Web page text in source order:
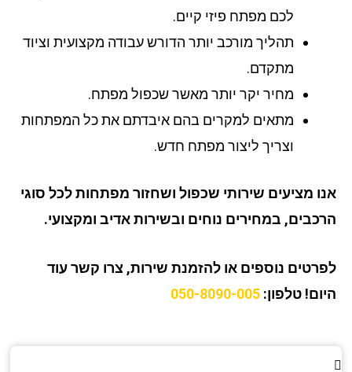
לכם מפתח פיזי קיים.
תהליך מורכב יותר הדורש עבודה מקצועית וציוד
מתקדם.
מחיר יקר יותר מאשר שכפול מפתח.
מתאים למקרים בהם איבדתם את כל המפתחות
וצריך ליצור מפתח חדש.
מציעים שירותי שכפול ושחזור מפתחות לכל סוגי
במחירים נוחים ובשירות אדיב ומקצועי.
נוספים או להזמנת שירות, צרו קשר עוד
טלפון:050-8090-005